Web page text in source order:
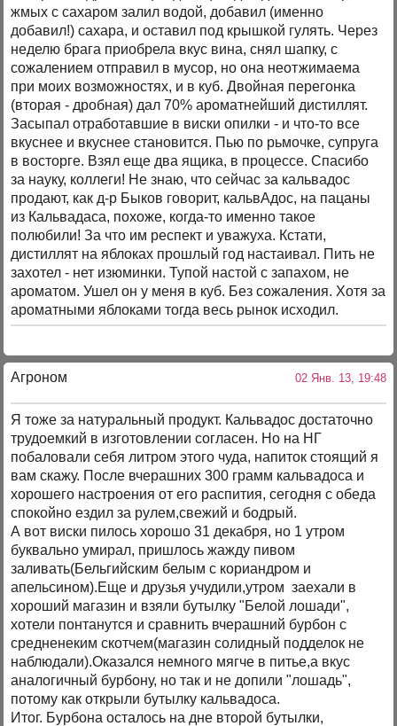
жмых с сахаром залил водой, добавил (именно
добавил!) сахара, и оставил под крышкой гулять. Через
неделю брага приобрела вкус вина, снял шапку, с
сожалением отправил в мусор, но она неотжимаема
при моих возможностях, и в куб. Двойная перегонка
(вторая - дробная) дал 70% ароматнейший дистиллят.
Засыпал отработавшие в виски опилки - и что-то все
вкуснее и вкуснее становится. Пью по рьмочке, супруга
в восторге. Взял еще два ящика, в процессе. Спасибо
за науку, коллеги! Не знаю, что сейчас за кальвадос
продают, как д-р Быков говорит, кальвАдос, на пацаны
из Кальвадаса, похоже, когда-то именно такое
полюбили! За что им респект и уважуха. Кстати,
дистиллят на яблоках прошлый год настаивал. Пить не
захотел - нет изюминки. Тупой настой с запахом, не
ароматом. Ушел он у меня в куб. Без сожаления. Хотя за
ароматными яблоками тогда весь рынок исходил.
Агроном 02 Янв. 13, 19:48
Я тоже за натуральный продукт. Кальвадос достаточно
трудоемкий в изготовлении согласен. Но на НГ
побаловали себя литром этого чуда, напиток стоящий я
вам скажу. После вчерашних 300 грамм кальвадоса и
хорошего настроения от его распития, сегодня с обеда
спокойно ездил за рулем,свежий и бодрый.
А вот виски пилось хорошо 31 декабря, но 1 утром
буквально умирал, пришлось жажду пивом
заливать(Бельгийским белым с кориандром и
апельсином).Еще и друзья учудили,утром заехали в
хороший магазин и взяли бутылку "Белой лошади",
хотели понтанутся и сравнить вчерашний бурбон с
средненеким скотчем(магазин солидный подделок не
наблюдали).Оказался немного мягче в питье,а вкус
аналогичный бурбону, но так и не допили "лошадь",
потому как открыли бутылку кальвадоса.
Итог. Бурбона осталось на дне второй бутылки,